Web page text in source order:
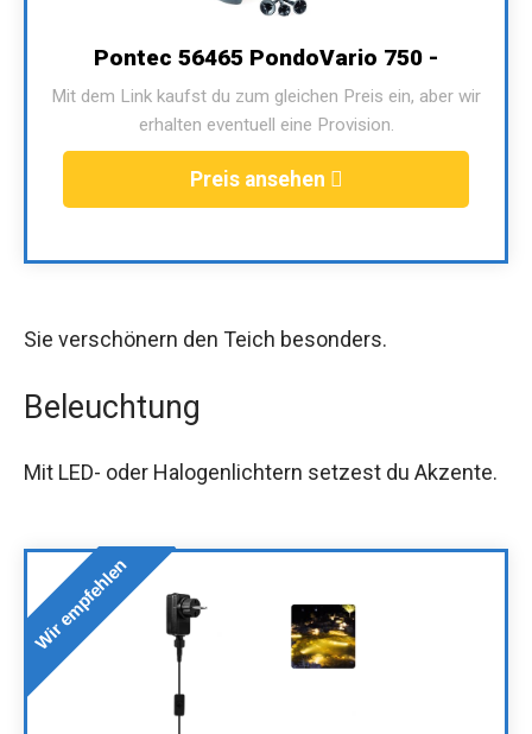
Pontec 56465 PondoVario 750 -
Mit dem Link kaufst du zum gleichen Preis ein, aber wir
erhalten eventuell eine Provision.
Preis ansehen
Sie verschönern den Teich besonders.
Beleuchtung
Mit LED- oder Halogenlichtern setzest du Akzente.
Wir empfehlen